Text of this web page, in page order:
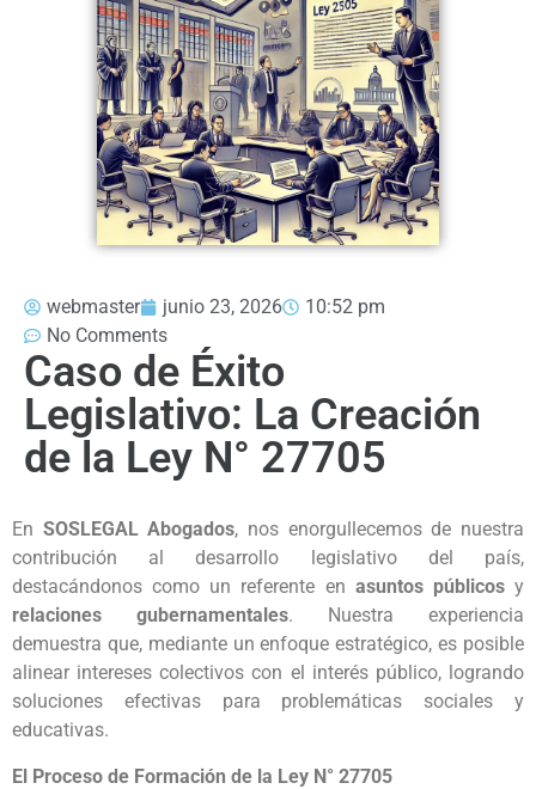
webmaster junio 23, 2026
10:52 pm
No Comments
Caso de Éxito
Legislativo: La Creación
de la Ley N° 27705
En SOSLEGAL Abogados, nos enorgullecemos de nuestra
contribución al desarrollo legislativo del país,
destacándonos como un referente en asuntos públicosy
relaciones gubernamentales. Nuestra experiencia
demuestra que, mediante un enfoque estratégico, es posible
alinear intereses colectivos con el interés público, logrando
soluciones efectivas para problemáticas sociales y
educativas.
El Proceso de Formación de la Ley N° 27705